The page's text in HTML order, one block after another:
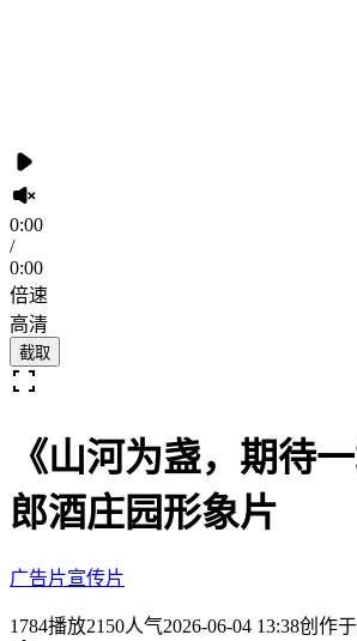
0:00
/
0:00
倍速
高清
截取
《山河为盏，期待
郎酒庄园形象片
广告片宣传片
1784播放2150人气2026-06-04 13:38创作